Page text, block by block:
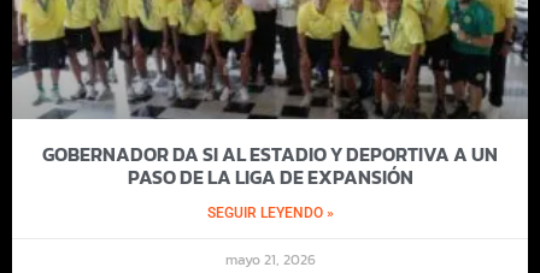
GOBERNADOR DA SI AL ESTADIO Y DEPORTIVA A UN
PASO DE LA LIGA DE EXPANSIÓN
SEGUIR LEYENDO »
mayo 21, 2026